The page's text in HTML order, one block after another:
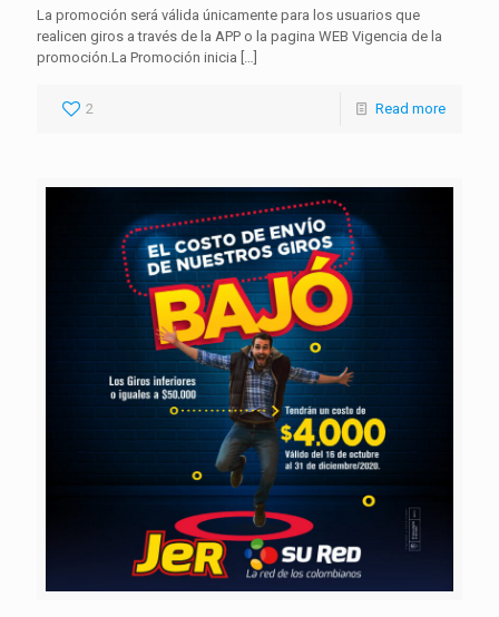
La promoción será válida únicamente para los usuarios que
realicen giros a través de la APP o la pagina WEB Vigencia de la
promoción.La Promoción inicia […]
2 Read more